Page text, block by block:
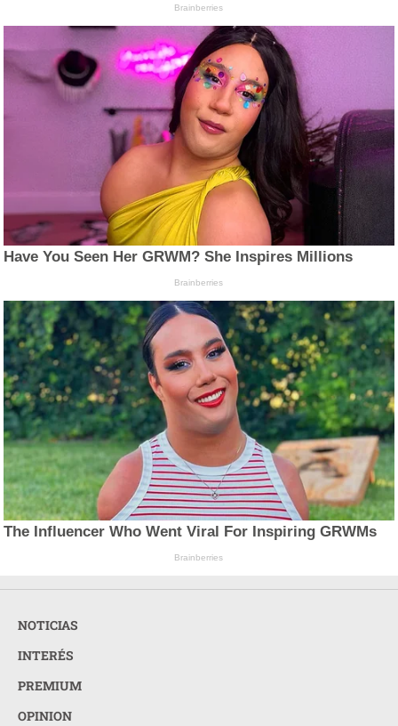
Brainberries
Have You Seen Her GRWM? She Inspires Millions
Brainberries
The Influencer Who Went Viral For Inspiring GRWMs
Brainberries
NOTICIAS
INTERÉS
PREMIUM
OPINION